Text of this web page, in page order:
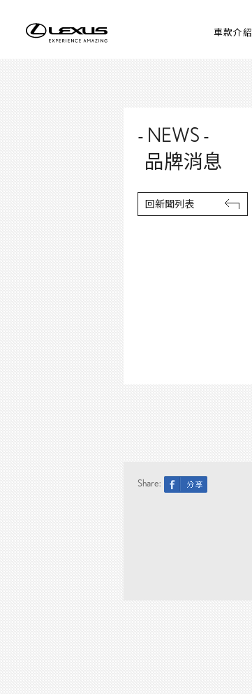
車款介紹
- NEWS -
品牌消息
回新聞列表
Share: